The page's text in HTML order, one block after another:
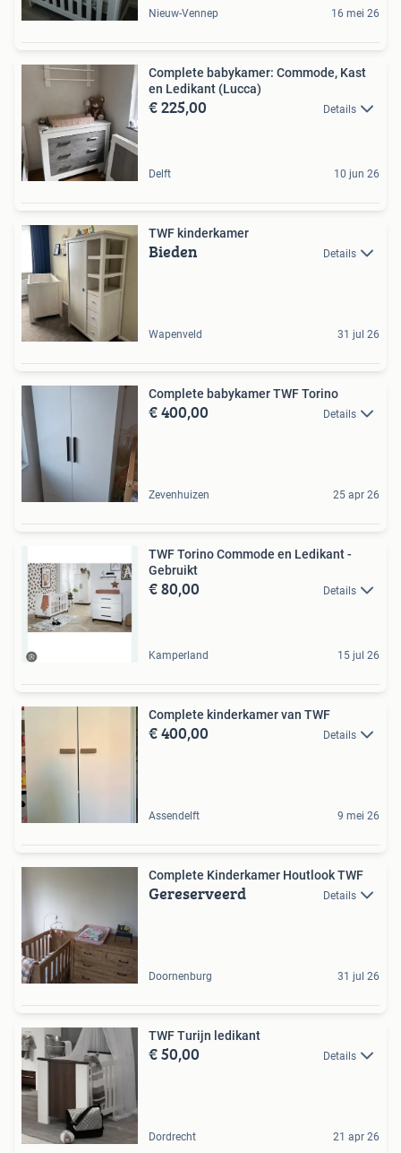
Nieuw-Vennep 16 mei 26
Complete babykamer: Commode, Kast
en Ledikant (Lucca)
€ 225,00 Details
Delft 10 jun 26
TWF kinderkamer
Bieden Details
Wapenveld 31 jul 26
Complete babykamer TWF Torino
€ 400,00 Details
Zevenhuizen 25 apr 26
TWF Torino Commode en Ledikant -
Gebruikt
€ 80,00 Details
Kamperland 15 jul 26
Complete kinderkamer van TWF
€ 400,00 Details
Assendelft 9 mei 26
Complete Kinderkamer Houtlook TWF
Gereserveerd Details
Doornenburg 31 jul 26
TWF Turijn ledikant
€ 50,00 Details
Dordrecht 21 apr 26